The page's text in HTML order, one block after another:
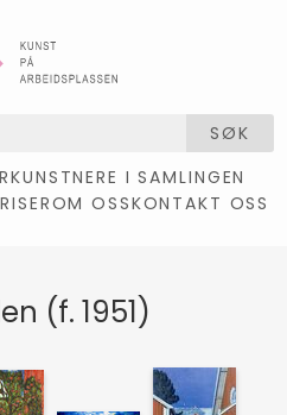
SØK
KUNSTNERE I SAMLINGEN
OM OSSKONTAKT OSS
(f. 1951)